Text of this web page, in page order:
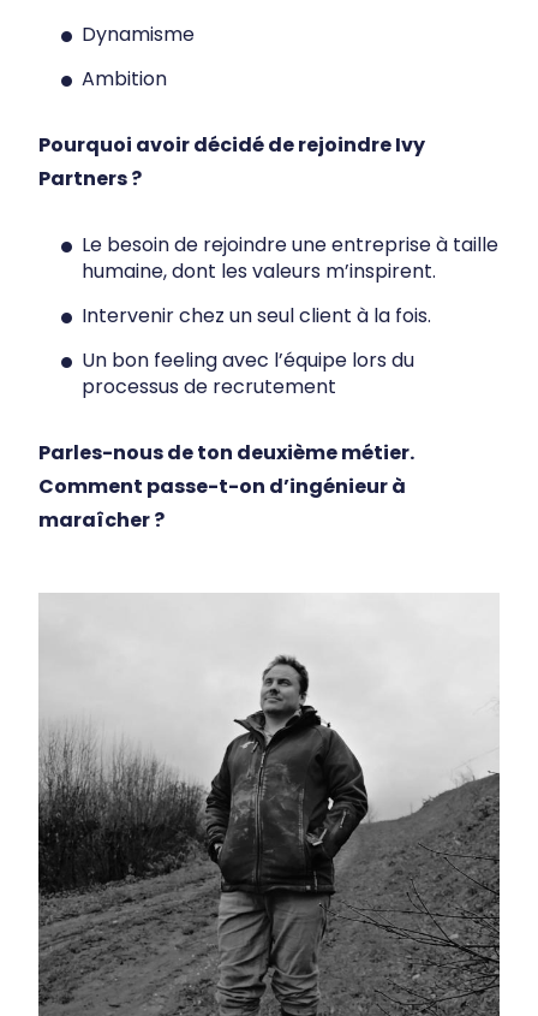
Dynamisme
Ambition
Pourquoi avoir décidé de rejoindre Ivy
Partners ?
Le besoin de rejoindre une entreprise à taille
humaine, dont les valeurs m’inspirent.
Intervenir chez un seul client à la fois.
Un bon feeling avec l’équipe lors du
processus de recrutement
Parles-nous de ton deuxième métier.
Comment passe-t-on d’ingénieur à
maraîcher ?